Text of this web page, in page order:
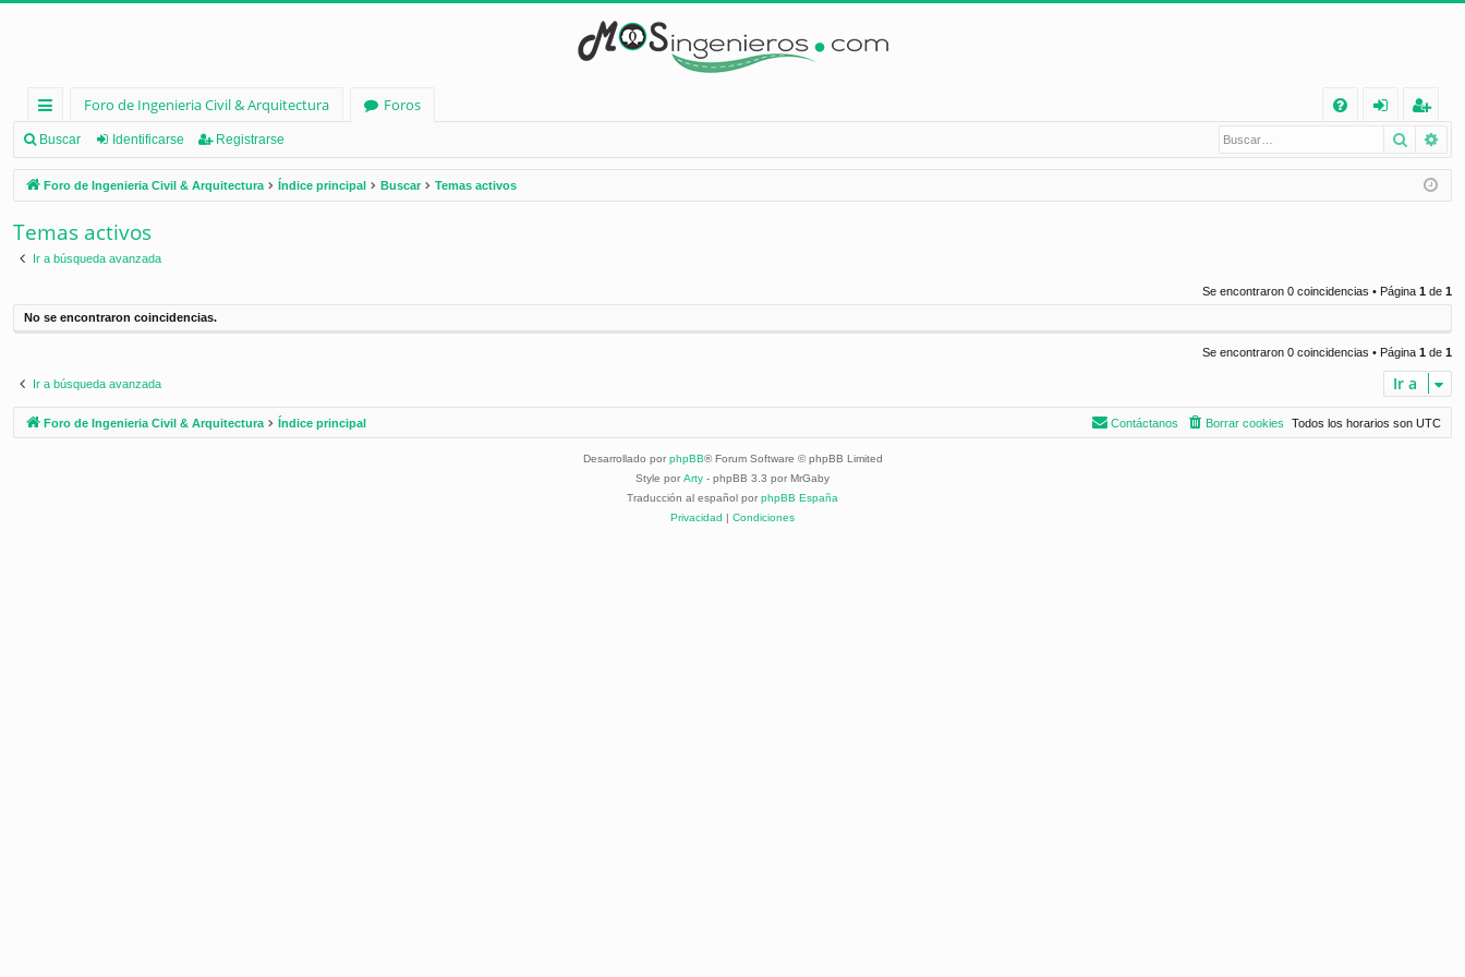
nl
ac
es
rá
d
Foro de Ingenieria Civil & Arquitectura
Foros
Q
nt
ifi
e
eg
ist
ra
Buscar Identificarse Registrarse Buscar
Foro de Ingenieria Civil & Arquitectura Índice principal Buscar Temas activos
Temas activos
Ir a búsqueda avanzada
Se encontraron 0 coincidencias • Página 1 de 1
No se encontraron coincidencias.
Se encontraron 0 coincidencias • Página 1 de 1
Ir a búsqueda avanzada Ir a
Foro de Ingenieria Civil & Arquitectura Índice principal Todos los horarios son UTC
Borrar cookies
Contáctanos
Desarrollado por phpBB® Forum Software © phpBB Limited
Style por Arty - phpBB 3.3 por MrGaby
Traducción al español por phpBB España
Privacidad
Condiciones